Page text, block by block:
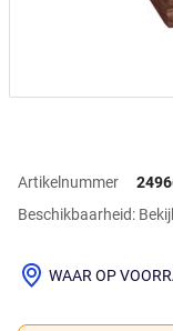
Artikelnummer
Beschikbaarheid:
WAAR OP